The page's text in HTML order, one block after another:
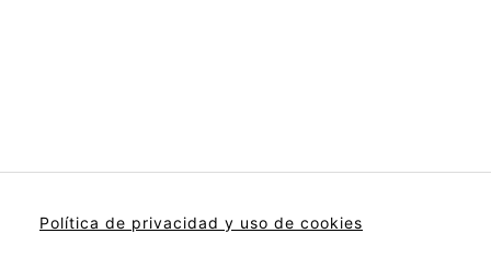
Política de privacidad y uso de cookies